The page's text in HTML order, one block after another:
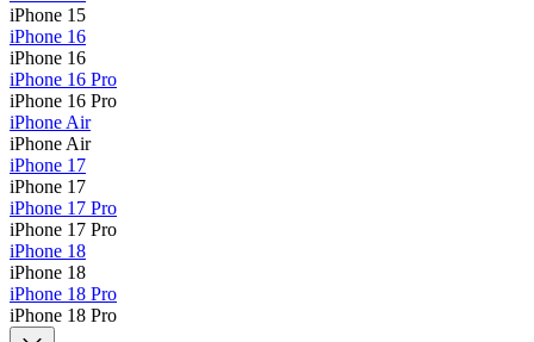
iPhone 15
iPhone 16
iPhone 16
iPhone 16 Pro
iPhone 16 Pro
iPhone Air
iPhone Air
iPhone 17
iPhone 17
iPhone 17 Pro
iPhone 17 Pro
iPhone 18
iPhone 18
iPhone 18 Pro
iPhone 18 Pro